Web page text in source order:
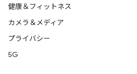
健康＆フィットネス
カメラ＆メディア
プライバシー
5G